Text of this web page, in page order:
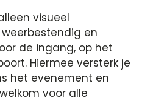
visueel
en
de ingang, op het
Hiermee versterk je
het evenement en
voor alle